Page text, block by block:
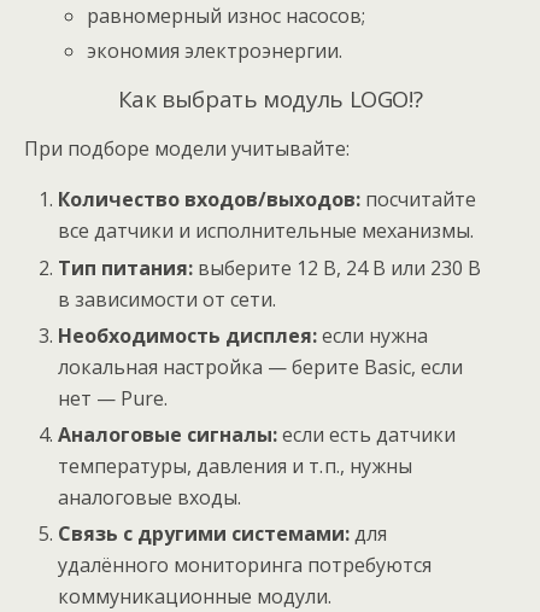
равномерный износ насосов;
экономия электроэнергии.
Как выбрать модуль LOGO!?
При подборе модели учитывайте:
Количество входов/выходов: посчитайте
все датчики и исполнительные механизмы.
Тип питания: выберите 12 В, 24 В или 230 В
в зависимости от сети.
Необходимость дисплея:если нужна
локальная настройка — берите Basic, если
нет — Pure.
Аналоговые сигналы:если есть датчики
температуры, давления и т. п., нужны
аналоговые входы.
Связь с другими системами:для
удалённого мониторинга потребуются
коммуникационные модули.